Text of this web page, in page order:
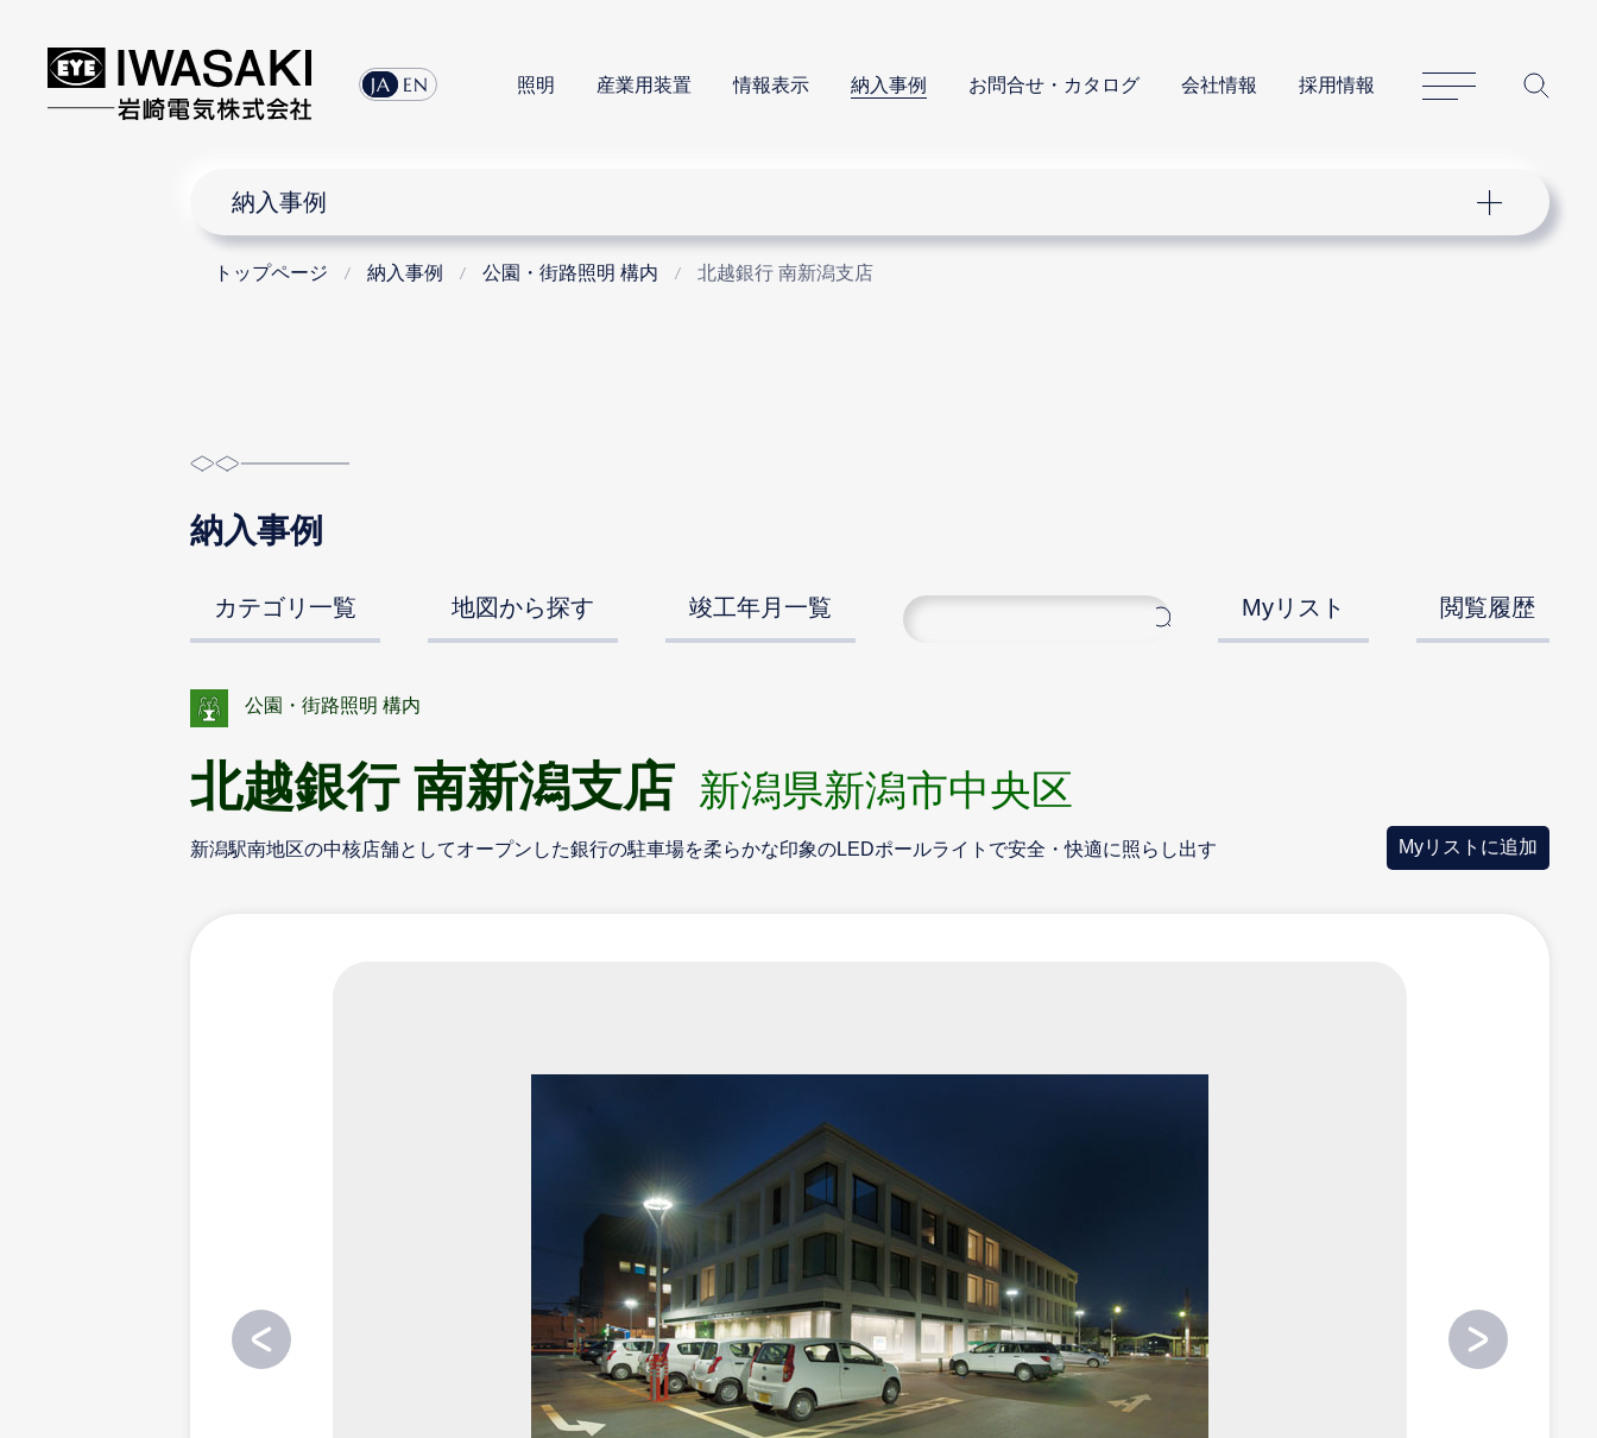
JA EN 照明 産業用装置 情報表示 納入事例 お問合せ・カタログ 会社情報 採用情報
サイトマップ
納入事例
トップページ 納入事例 公園・街路照明 構内 北越銀行 南新潟支店
納入事例
カテゴリ一覧 地図から探す 竣工年月一覧 Myリスト 閲覧履歴
公園・街路照明 構内
北越銀行 南新潟支店 新潟県新潟市中央区
新潟駅南地区の中核店舗としてオープンした銀行の駐車場を柔らかな印象のLEDポールライトで安全・快適に照らし出す Myリストに追加